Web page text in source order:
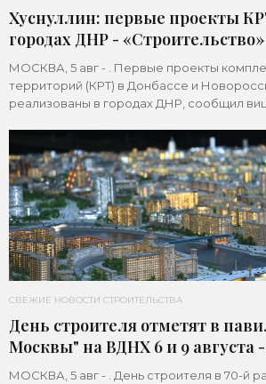
Хуснуллин: первые проекты
городах ДНР - «Строительство»
МОСКВА, 5 авг - . Первые проекты
территорий (КРТ) в Донбассе и
реализованы в городах ДНР, сообщил
СВЕЖИЕ НОВОСТИ СТРОИТЕЛЬСТВА
День строителя отметят в
Москвы" на ВДНХ 6 и 9 августа -
«Строительство»
МОСКВА, 5 авг - . День строителя в 70-й